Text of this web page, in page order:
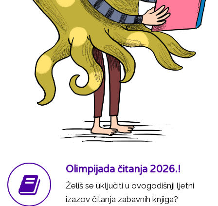
Olimpijada čitanja 2026.!
Želiš se uključiti u ovogodišnji ljetni
izazov čitanja zabavnih knjiga?